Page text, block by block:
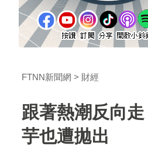
FTNN新聞網 財經
跟著熱潮反向
芋也遭拋出